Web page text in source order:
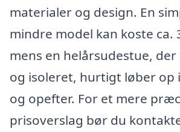
materialer og design. En
mindre model kan koste ca.
mens en helårsudestue,
og isoleret, hurtigt løber op
og opefter. For et mere
prisoverslag bør du